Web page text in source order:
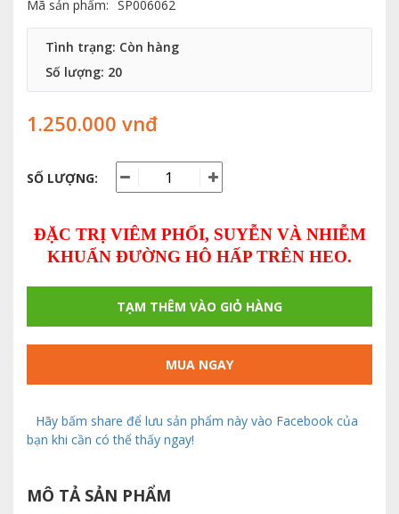
Mã sản phẩm: SP006062
Tình trạng: Còn hàng
Số lượng: 20
1.250.000 vnđ
SỐ LƯỢNG:
ĐẶC TRỊ VIÊM PHỔI, SUYỄN VÀ NHIỄM
KHUẨN ĐƯỜNG HÔ HẤP TRÊN HEO.
TẠM THÊM VÀO GIỎ HÀNG
MUA NGAY
Hãy bấm share để lưu sản phẩm này vào Facebook của
bạn khi cần có thể thấy ngay!
MÔ TẢ SẢN PHẨM